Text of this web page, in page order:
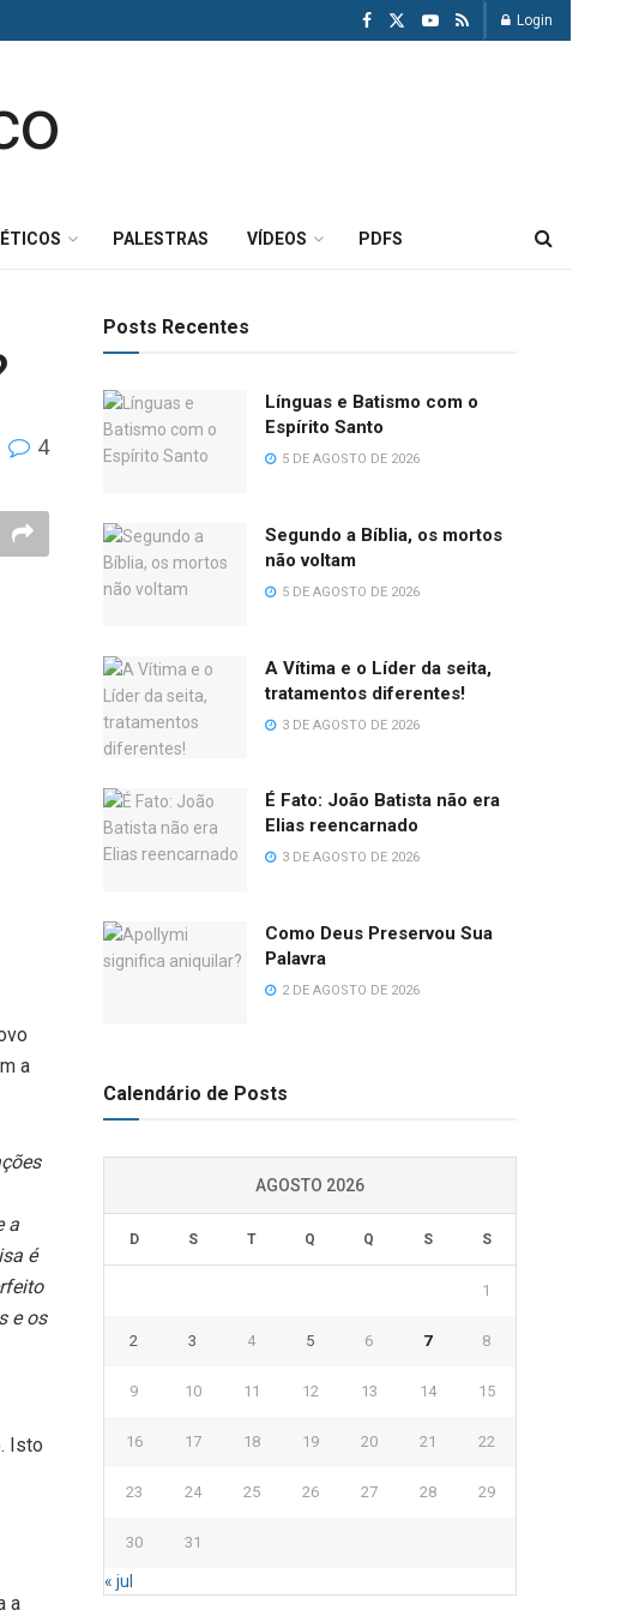
Login
PALESTRAS VÍDEOS PDFS
4
a
a
é
e os
Isto
a
Posts Recentes
Línguas e Batismo com o
Espírito Santo
5 DE AGOSTO DE 2026
Segundo a Bíblia, os mortos
não voltam
5 DE AGOSTO DE 2026
A Vítima e o Líder da seita,
tratamentos diferentes!
3 DE AGOSTO DE 2026
É Fato: João Batista não era
Elias reencarnado
3 DE AGOSTO DE 2026
Como Deus Preservou Sua
Palavra
2 DE AGOSTO DE 2026
Calendário de Posts
AGOSTO 2026
D S T Q Q S S
1
2 3 4 5 6 7 8
9 10 11 12 13 14 15
16 17 18 19 20 21 22
23 24 25 26 27 28 29
30 31
« jul